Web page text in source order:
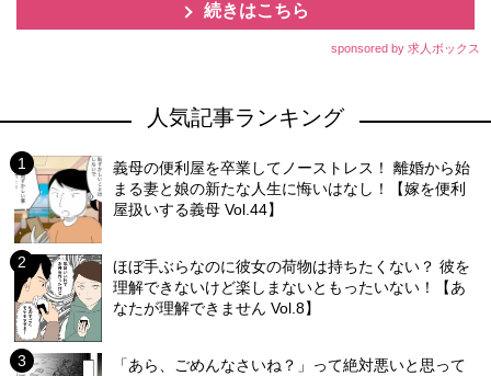
続きはこちら
sponsored by 求人ボックス
人気記事ランキング
義母の便利屋を卒業してノーストレス！ 離婚から始
まる妻と娘の新たな人生に悔いはなし！【嫁を便利
屋扱いする義母 Vol.44】
ほぼ手ぶらなのに彼女の荷物は持ちたくない？ 彼を
理解できないけど楽しまないともったいない！【あ
なたが理解できません Vol.8】
「あら、ごめんなさいね？」って絶対悪いと思って